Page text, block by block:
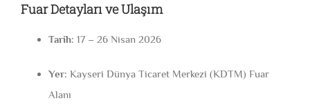
Fuar Detayları ve Ulaşım
Tarih: 17 – 26 Nisan 2026
Yer: Kayseri Dünya Ticaret Merkezi (KDTM) Fuar
Alanı